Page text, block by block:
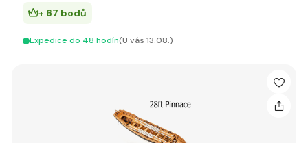
+ 67 bodů
Expedice do 48 hodín(U vás 13.08.)